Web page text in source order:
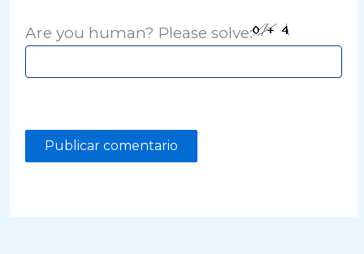
Are you human? Please solve: